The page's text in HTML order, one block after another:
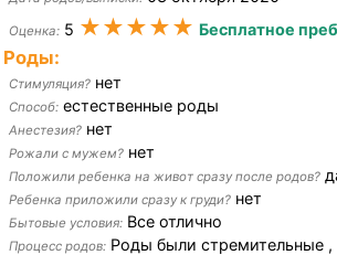
Оценка: 5 ★★★★★ Бесплатное
Роды:
Стимуляция? нет
Способ: естественные роды
Анестезия? нет
Рожали с мужем? нет
Положили ребенка на живот сразу после родов?
Ребенка приложили сразу к груди? нет
Бытовые условия: Все отлично
Процесс родов: Роды были стремительные ,